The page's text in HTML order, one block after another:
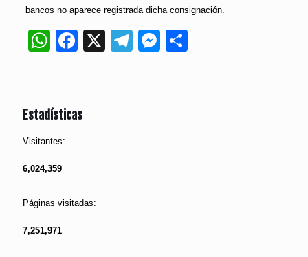
bancos no aparece registrada dicha consignación.
WhatsApp
Facebook
X Telegram
Messenger
Compartir
Estadísticas
Visitantes:
6,024,359
Páginas visitadas:
7,251,971